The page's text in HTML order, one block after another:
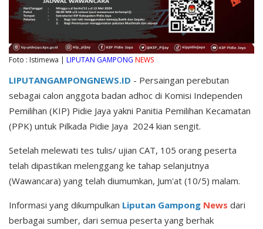
Foto : Istimewa | LIPUTAN GAMPONG NEWS
LIPUTANGAMPONGNEWS.ID - Persaingan perebutan
sebagai calon anggota badan adhoc di Komisi Independen
Pemilihan (KIP) Pidie Jaya yakni Panitia Pemilihan Kecamatan
(PPK) untuk Pilkada Pidie Jaya 2024 kian sengit.
Setelah melewati tes tulis/ ujian CAT, 105 orang peserta
telah dipastikan melenggang ke tahap selanjutnya
(Wawancara) yang telah diumumkan, Jum'at (10/5) malam.
Informasi yang dikumpulkan Liputan Gampong News dari
berbagai sumber, dari semua peserta yang berhak